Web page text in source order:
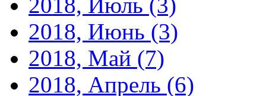
2018, Июль (3)
2018, Июнь (3)
2018, Май (7)
2018, Апрель (6)